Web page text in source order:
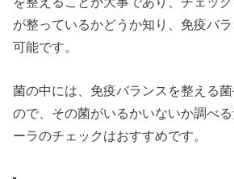
が整っているかどうか知り、免疫バ
可能です。
菌の中には、免疫バランスを整える
ので、その菌がいるかいないか調べ
ーラのチェックはおすすめです。